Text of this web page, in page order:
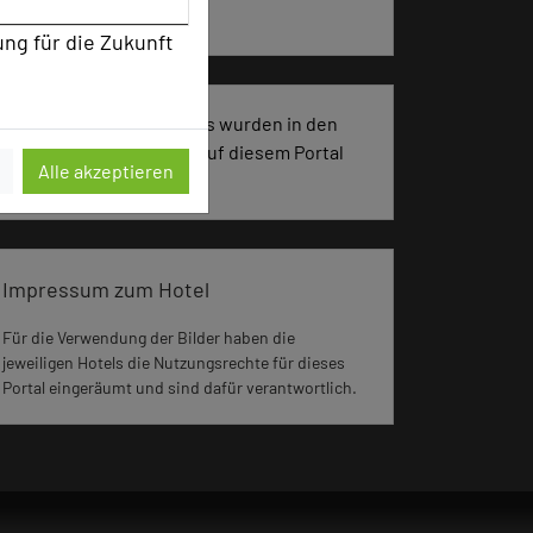
für die Zukunft
Alle akzeptieren
2651 Seiten dieses Hotels wurden in den
vergangenen 30 Tagen auf diesem Portal
aufgerufen.
Impressum zum Hotel
Für die Verwendung der Bilder haben die
jeweiligen Hotels die Nutzungsrechte für dieses
Portal eingeräumt und sind dafür verantwortlich.